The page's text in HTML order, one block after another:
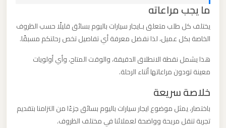
ما يجب مراعاته
يختلف كل طلب متعلق بـايجار سيارات باليوم بسائق قليلًا حسب الظروف
الخاصة بكل عميل، لذا نفضل معرفة أي تفاصيل تخص رحلتكم مسبقًا.
هذا يشمل نقطة الانطلاق الدقيقة، والوقت المتاح، وأي أولويات
معينة تودون مراعاتها أثناء الرحلة.
خلاصة سريعة
باختصار، يمثل موضوع ايجار سيارات باليوم بسائق جزءًا من التزامنا بتقديم
تجربة تنقل مريحة وواضحة لعملائنا في مختلف الظروف.
العرب
ليموزين
مطار
القاهرة
اسكندرية